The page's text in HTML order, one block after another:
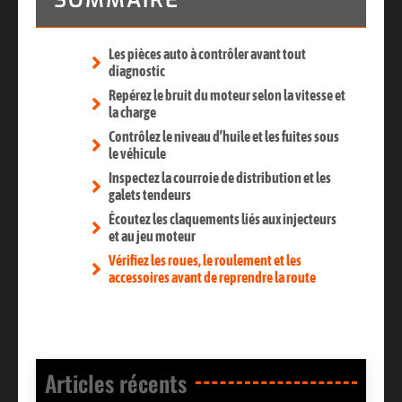
Les pièces auto à contrôler avant tout
diagnostic
Repérez le bruit du moteur selon la vitesse et
la charge
Contrôlez le niveau d’huile et les fuites sous
le véhicule
Inspectez la courroie de distribution et les
galets tendeurs
Écoutez les claquements liés aux injecteurs
et au jeu moteur
Vérifiez les roues, le roulement et les
accessoires avant de reprendre la route
Articles récents​